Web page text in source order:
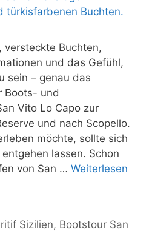
versteckte Buchten,
und das Gefühl,
sein – genau das
Boots- und
Vito Lo Capo zur
und nach Scopello.
möchte, sollte sich
lassen. Schon
von San … Weiterlesen
Sizilien, Bootstour San